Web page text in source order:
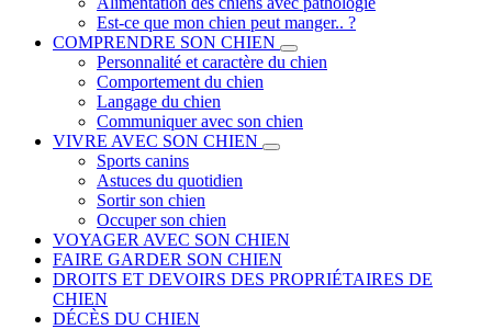
Est-ce que mon chien peut manger.. ?
COMPRENDRE SON CHIEN
Personnalité et caractère du chien
Comportement du chien
Langage du chien
Communiquer avec son chien
VIVRE AVEC SON CHIEN
Sports canins
Astuces du quotidien
Sortir son chien
Occuper son chien
VOYAGER AVEC SON CHIEN
FAIRE GARDER SON CHIEN
DROITS ET DEVOIRS DES PROPRIÉTAIRES DE
CHIEN
DÉCÈS DU CHIEN